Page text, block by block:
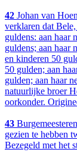
42 Johan van
verklaren dat
guldens: aan haar
guldens; aan haar
en kinderen 50
50 gulden; aan
gulden; aan haar
natuurlijke broer
oorkonder.
43
gezien te hebben
Bezegeld met het